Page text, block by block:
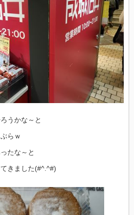
うかな～と
らｗ
たな～と
きました(#^.^#)